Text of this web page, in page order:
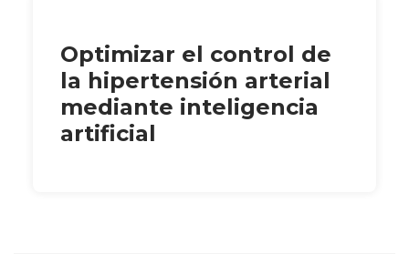
Optimizar el control de
la hipertensión arterial
mediante inteligencia
artificial